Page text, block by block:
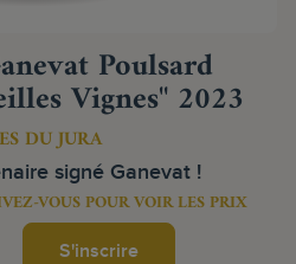
Poulsard
Vignes" 2023
DU JURA
signé Ganevat !
VOUS POUR VOIR LES PRIX
S'inscrire